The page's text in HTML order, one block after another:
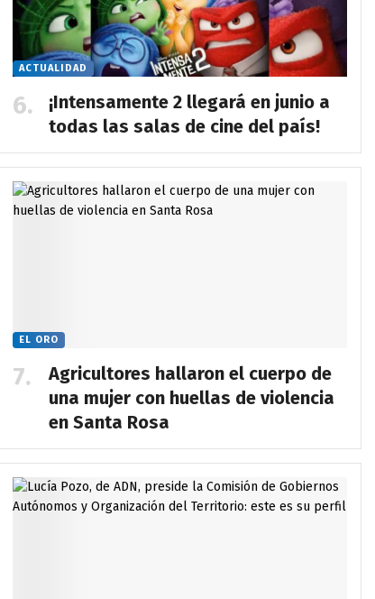
ACTUALIDAD
¡Intensamente 2 llegará en junio a
todas las salas de cine del país!
EL ORO
Agricultores hallaron el cuerpo de
una mujer con huellas de violencia
en Santa Rosa